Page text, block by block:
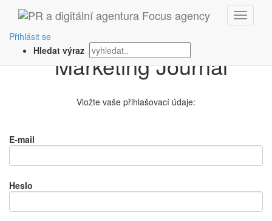
Přihlásit se
Hledat výrazPřihlášení na
Vložte vaše přihlašovací údaje:
E-mail
Heslo